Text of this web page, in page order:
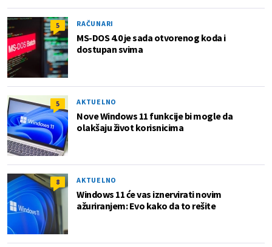
5 RAČUNARI
MS-DOS 4.0 je sada otvorenog koda i
dostupan svima
5 AKTUELNO
Nove Windows 11 funkcije bi mogle da
olakšaju život korisnicima
8 AKTUELNO
Windows 11 će vas iznervirati novim
ažuriranjem: Evo kako da to rešite